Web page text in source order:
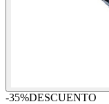
-35%DESCUENTO